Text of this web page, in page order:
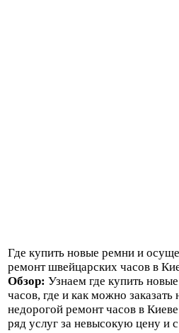
Где купить новые ремни и
ремонт швейцарских часов в
Обзор: Узнаем где купить
часов, где и как можно заказать
недорогой ремонт часов в
ряд услуг за невысокую цену и